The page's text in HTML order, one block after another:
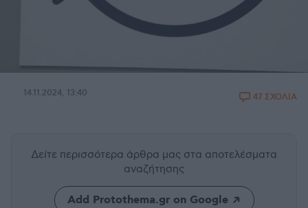
14.11.2024, 13:40 47 ΣΧΟΛΙΑ
Δείτε περισσότερα άρθρα μας στα αποτελέσματα
αναζήτησης
Add Protothema.gr on Google